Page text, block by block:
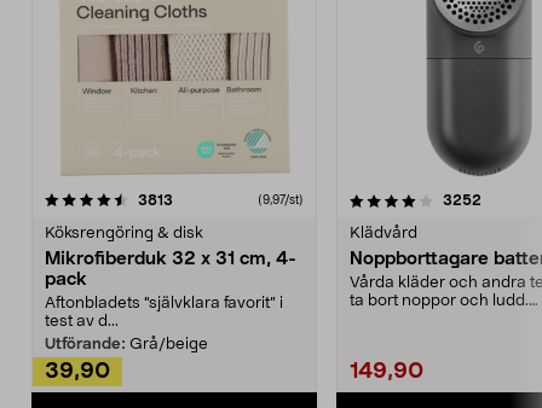
3813 (9,97/st)
Köksrengöring & disk
Mikrofiberduk 32 x 31 cm, 4-
pack
Aftonbladets "självklara favorit” i
test av d...
Utförande: Grå/beige
39,90
4.0av 5 stjärnor 3252
Klädvård
Noppborttagare
Vårda kläder och andra
ta bort noppor och ludd.
149,90
4.5av 5 stjärnor